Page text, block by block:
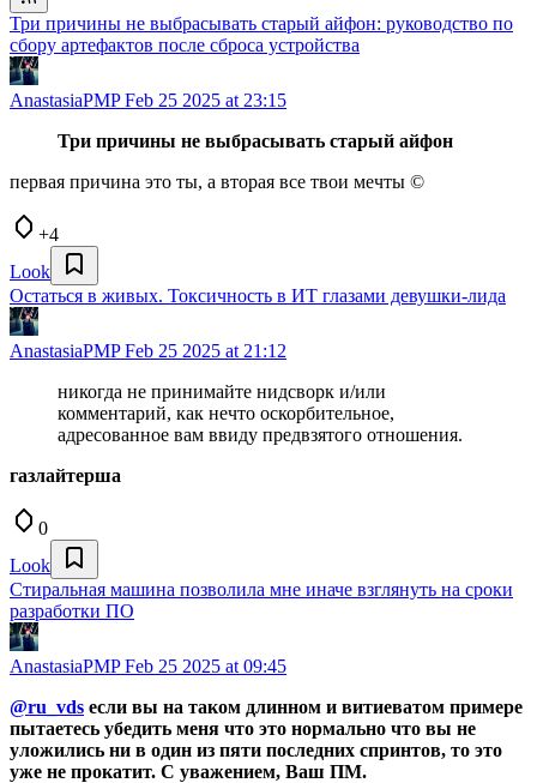
Три причины не выбрасывать старый айфон: руководство по
сбору артефактов после сброса устройства
AnastasiaPMPFeb 25 2025 at 23:15
Три причины не выбрасывать старый айфон
первая причина это ты, а вторая все твои мечты ©
+4
Look
Остаться в живых. Токсичность в ИТ глазами девушки-лида
AnastasiaPMPFeb 25 2025 at 21:12
никогда не принимайте нидсворк и/или
комментарий, как нечто оскорбительное,
адресованное вам ввиду предвзятого отношения.
газлайтерша
0
Look
Стиральная машина позволила мне иначе взглянуть на сроки
разработки ПО
AnastasiaPMPFeb 25 2025 at 09:45
@ru_vds если вы на таком длинном и витиеватом примере
пытаетесь убедить меня что это нормально что вы не
уложились ни в один из пяти последних спринтов, то это
уже не прокатит. С уважением, Ваш ПМ.